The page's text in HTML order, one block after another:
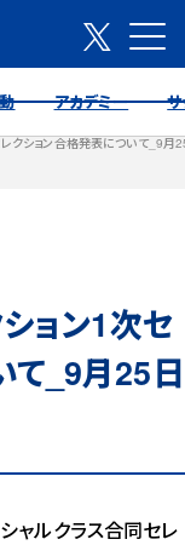
アカデミー
クション合格発表について_9月
ョン1次セ
て_9月25日
ャルクラス合同セレ